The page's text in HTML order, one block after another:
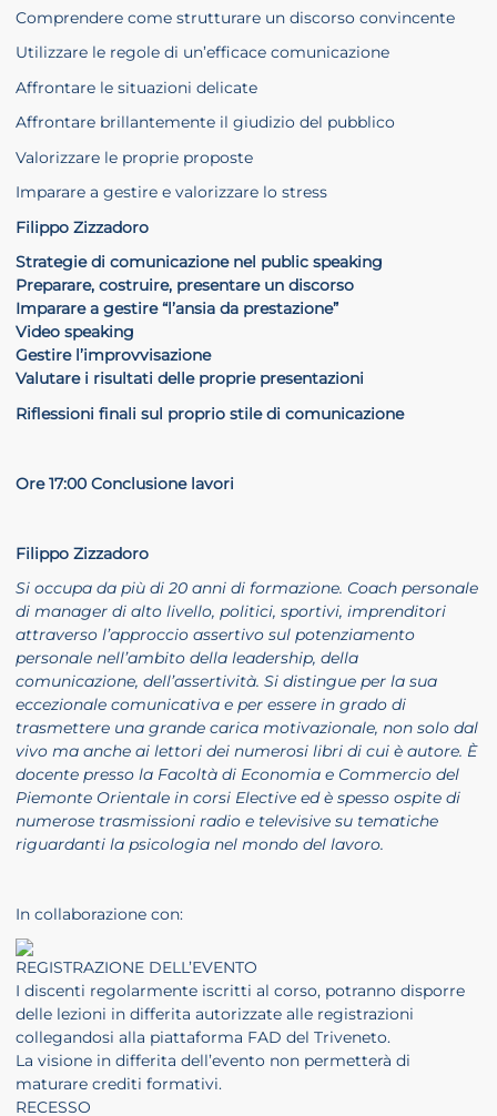
Comprendere come strutturare un discorso convincente
Utilizzare le regole di un’efficace comunicazione
Affrontare le situazioni delicate
Affrontare brillantemente il giudizio del pubblico
Valorizzare le proprie proposte
Imparare a gestire e valorizzare lo stress
Filippo Zizzadoro
Strategie di comunicazione nel public speaking
Preparare, costruire, presentare un discorso
Imparare a gestire “l’ansia da prestazione”
Video speaking
Gestire l’improvvisazione
Valutare i risultati delle proprie presentazioni
Riflessioni finali sul proprio stile di comunicazione
Ore 17:00 Conclusione lavori
Filippo Zizzadoro
Si occupa da più di 20 anni di formazione. Coach personale
di manager di alto livello, politici, sportivi, imprenditori
attraverso l’approccio assertivo sul potenziamento
personale nell’ambito della leadership, della
comunicazione, dell’assertività. Si distingue per la sua
eccezionale comunicativa e per essere in grado di
trasmettere una grande carica motivazionale, non solo dal
vivo ma anche ai lettori dei numerosi libri di cui è autore. È
docente presso la Facoltà di Economia e Commercio del
Piemonte Orientale in corsi Elective ed è spesso ospite di
numerose trasmissioni radio e televisive su tematiche
riguardanti la psicologia nel mondo del lavoro.
In collaborazione con:
REGISTRAZIONE DELL’EVENTO
I discenti regolarmente iscritti al corso, potranno disporre
delle lezioni in differita autorizzate alle registrazioni
collegandosi alla piattaforma FAD del Triveneto.
La visione in differita dell’evento non permetterà di
maturare crediti formativi.
RECESSO